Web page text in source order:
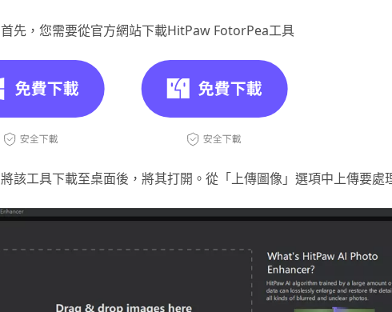
首先，您需要從官方網站下載HitPaw FotorPea工具
將該工具下載至桌面後，將其打開。從「上傳圖像」選項中上傳要處